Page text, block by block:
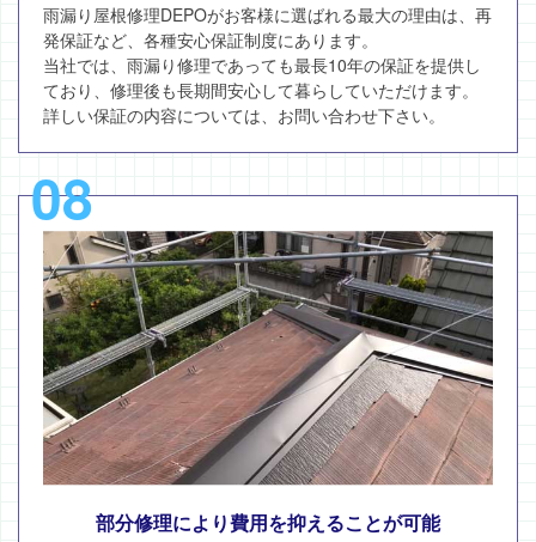
雨漏り屋根修理DEPOがお客様に選ばれる最大の理由は、再
発保証など、各種安心保証制度にあります。
当社では、雨漏り修理であっても最長10年の保証を提供し
ており、修理後も長期間安心して暮らしていただけます。
詳しい保証の内容については、お問い合わせ下さい。
08
部分修理により費用を抑えることが可能